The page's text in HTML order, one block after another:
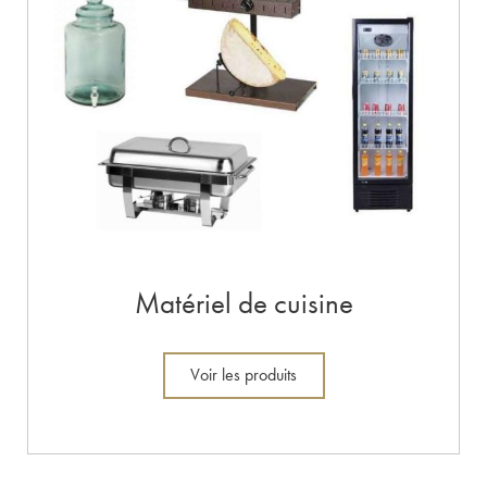
Matériel de cuisine
Voir les produits